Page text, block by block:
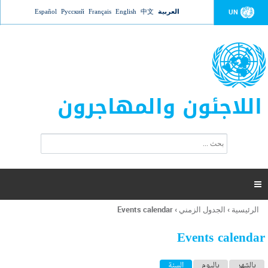
Jump to navigation UN العربية 中文
English
Français
Русский
Español
اللاجئون والمهاجرون
ت
ر
ل
ح
ب

أنت
هنا
الرئيسية › الجدول الزمني ›
Events calendar
Events calendar